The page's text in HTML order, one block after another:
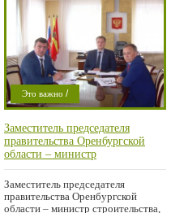
Это важно /
Проишествие
Заместитель председателя
правительства Оренбургской
области – министр
строительства, жилищно-
коммунального, дорожного
хозяйства и транспорта
Оренбургской области
Заместитель председателя
правительства Оренбургской
области – министр строительства,